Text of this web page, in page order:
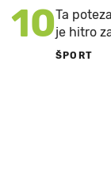
10Ta
je hitro
ŠPORT